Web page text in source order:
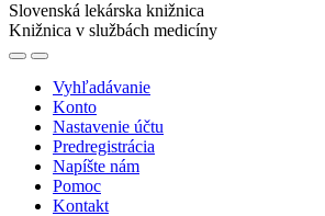
Slovenská lekárska knižnica
Knižnica v službách medicíny
Vyhľadávanie
Konto
Nastavenie účtu
Predregistrácia
Napíšte nám
Pomoc
Kontakt